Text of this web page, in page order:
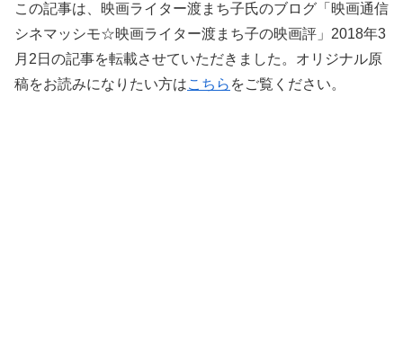
この記事は、映画ライター渡まち子氏のブログ「映画通信
シネマッシモ☆映画ライター渡まち子の映画評」2018年3
月2日の記事を転載させていただきました。オリジナル原
稿をお読みになりたい方はこちら をご覧ください。